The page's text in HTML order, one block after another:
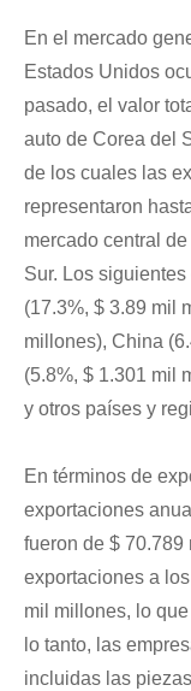
En el mercado
Estados Unidos
pasado, el valor
auto de Corea del
de los cuales las
representaron
mercado central
Sur. Los
(17.3%, $ 3.89 mil
millones), China
(5.8%, $ 1.301 mil
y otros países y
En términos de
exportaciones
fueron de $
exportaciones a
mil millones, lo
lo tanto, las
incluidas las